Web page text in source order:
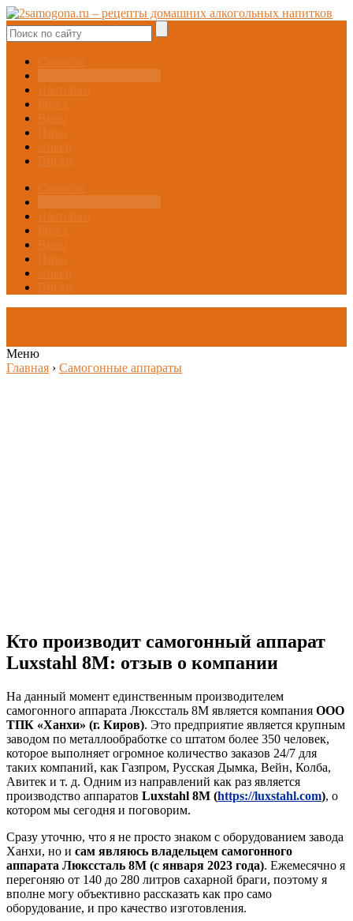
Самогон
Настойки
Брага
Вино
Пиво
Ликёр
Виски
Самогон
Настойки
Брага
Вино
Пиво
Ликёр
Виски
Меню
Главная › Самогонные аппараты
Кто производит самогонный аппарат
Luxstahl 8М: отзыв о компании
На данный момент единственным производителем
самогонного аппарата Люкссталь 8М является компания ООО
ТПК «Ханхи» (г. Киров). Это предприятие является крупным
заводом по металлообработке со штатом более 350 человек,
которое выполняет огромное количество заказов 24/7 для
таких компаний, как Газпром, Русская Дымка, Вейн, Колба,
Авитек и т. д. Одним из направлений как раз является
производство аппаратов Luxstahl 8M (https://luxstahl.com), о
котором мы сегодня и поговорим.
Сразу уточню, что я не просто знаком с оборудованием завода
Ханхи, но и сам являюсь владельцем самогонного
аппарата Люкссталь 8М (с января 2023 года). Ежемесячно я
перегоняю от 140 до 280 литров сахарной браги, поэтому я
вполне могу объективно рассказать как про само
оборудование, и про качество изготовления.